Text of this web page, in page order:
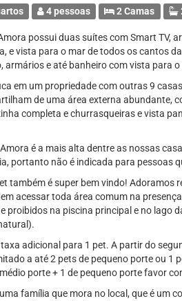
4 pessoas 2 Camas
possui duas suítes com Smart TV,
e vista para o mar de todos os cantos
armários e até banheiro com vista para o
em um propriedade com outras 9
de uma área externa abundante,
completa e churrasqueiras e vista
é a mais alta dentre as nossas
portanto não é indicada para pessoas
também é super bem vindo! Adoramos
acessar toda área comum na
proibidos na piscina principal e no lago
adicional para 1 pet. A partir do
a até 2 pets de pequeno porte ou
porte + 1 de pequeno porte favor
família que mora no local, que é um